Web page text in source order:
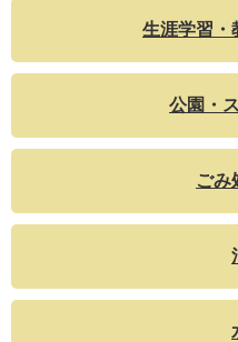
生涯学習・
公園・
ごみ